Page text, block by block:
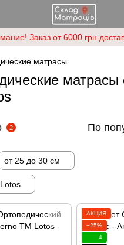
Заказ от 6000 грн
матрасы
матрасы
2 По
от 25 до 30 см
Lotos
АКЦИЯ
−25%
4